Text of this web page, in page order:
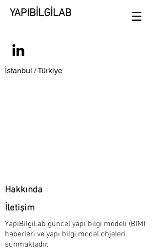
YAPIBİLGİLAB
İstanbul / Türkiye
Hakkında
İletişim
YapıBilgiLab güncel yapı bilgi modeli (BIM)
haberleri ve yapı bilgi model objeleri
sunmaktadır.